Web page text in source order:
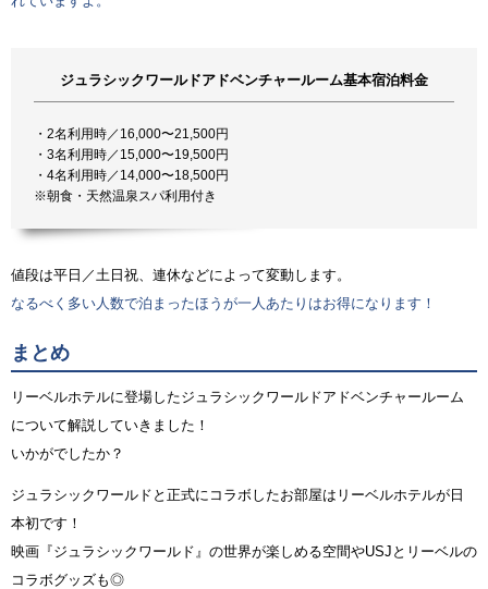
ジュラシックワールドアドベンチャールーム基本宿泊料金
・2名利用時／16,000〜21,500円
・3名利用時／15,000〜19,500円
・4名利用時／14,000〜18,500円
※朝食・天然温泉スパ利用付き
値段は平日／土日祝、連休などによって変動します。
なるべく多い人数で泊まったほうが一人あたりはお得になります！
まとめ
リーベルホテルに登場したジュラシックワールドアドベンチャールーム
について解説していきました！
いかがでしたか？
ジュラシックワールドと正式にコラボしたお部屋はリーベルホテルが日
本初です！
映画『ジュラシックワールド』の世界が楽しめる空間やUSJとリーベルの
コラボグッズも◎